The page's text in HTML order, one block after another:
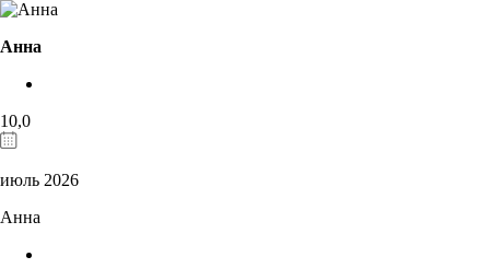
Анна
10,0
июль 2026
Анна